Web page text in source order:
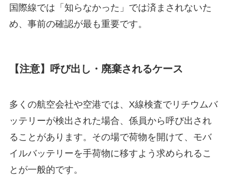
国際線では「知らなかった」では済まされないた
め、事前の確認が最も重要です。
【注意】呼び出し・廃棄されるケース
多くの航空会社や空港では、X線検査でリチウムバ
ッテリーが検出された場合、係員から呼び出され
ることがあります。その場で荷物を開けて、モバ
イルバッテリーを手荷物に移すよう求められるこ
とが一般的です。